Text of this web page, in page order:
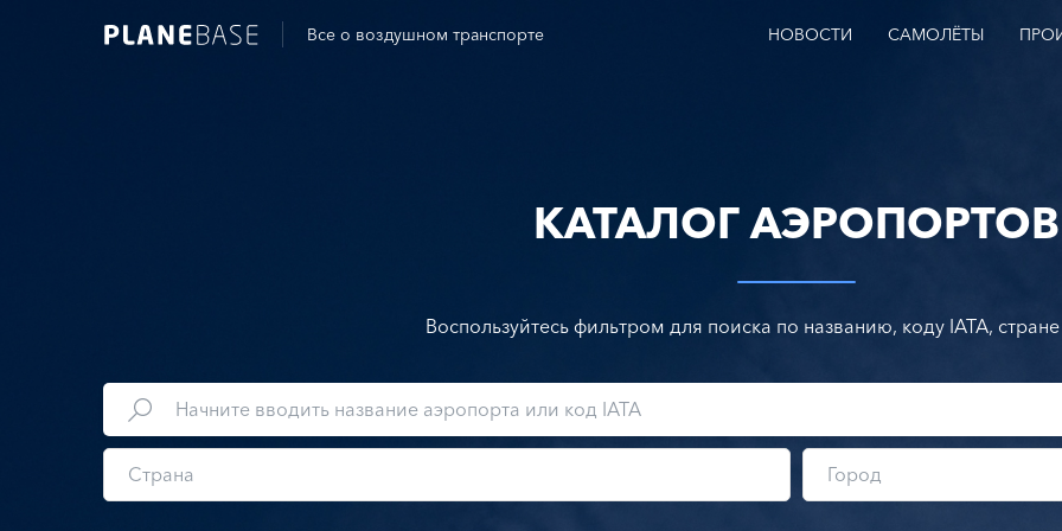
Все о воздушном транспорте НОВОСТИ САМОЛЁТЫ
КАТАЛОГ АЭРОПОРТОВ
Воспользуйтесь фильтром для поиска по названию, коду IATA,